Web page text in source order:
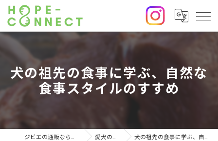
犬の祖先の食事に学ぶ、自然な
食事スタイルのすすめ
愛犬の食について 犬の祖先の食事に学ぶ、自然な食事スタイルのすすめ